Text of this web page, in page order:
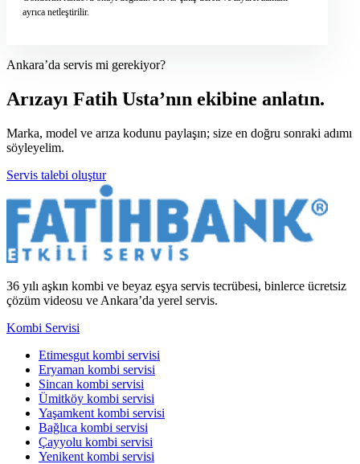
ayrıca netleştirilir.
Ankara’da servis mi gerekiyor?
Arızayı Fatih Usta’nın ekibine anlatın.
Marka, model ve arıza kodunu paylaşın; size en doğru sonraki adımı
söyleyelim.
Servis talebi oluştur
36 yılı aşkın kombi ve beyaz eşya servis tecrübesi, binlerce ücretsiz
çözüm videosu ve Ankara’da yerel servis.
Kombi Servisi
Etimesgut kombi servisi
Eryaman kombi servisi
Sincan kombi servisi
Ümitköy kombi servisi
Yaşamkent kombi servisi
Bağlıca kombi servisi
Çayyolu kombi servisi
Yenikent kombi servisi